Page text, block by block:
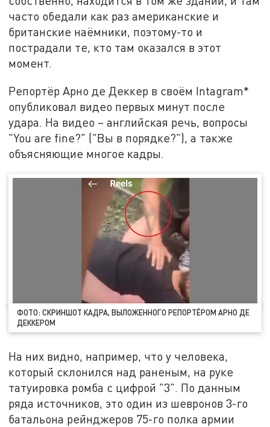
часто обедали как раз американские и
британские наёмники, поэтому-то и
пострадали те, кто там оказался в этот
момент.
Репортёр Арно де Деккер в своём Intagram*
опубликовал видео первых минут после
удара. На видео – английская речь, вопросы
"You are fine?" ("Вы в порядке?"), а также
объясняющие многое кадры.
ФОТО: СКРИНШОТ КАДРА, ВЫЛОЖЕННОГО РЕПОРТЁРОМ АРНО ДЕ
ДЕККЕРОМ
На них видно, например, что у человека,
который склонился над раненым, на руке
татуировка ромба с цифрой "3". По данным
ряда источников, это один из шевронов 3-го
батальона рейнджеров 75-го полка армии